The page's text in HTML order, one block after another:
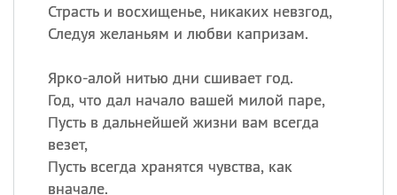
Страсть и восхищенье, никаких невзгод,
Следуя желаньям и любви капризам.
Ярко-алой нитью дни сшивает год.
Год, что дал начало вашей милой паре,
Пусть в дальнейшей жизни вам всегда
везет,
Пусть всегда хранятся чувства, как
вначале.